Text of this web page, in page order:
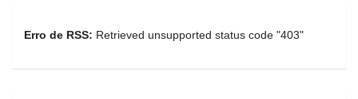
Erro de RSS: Retrieved unsupported status code "403"